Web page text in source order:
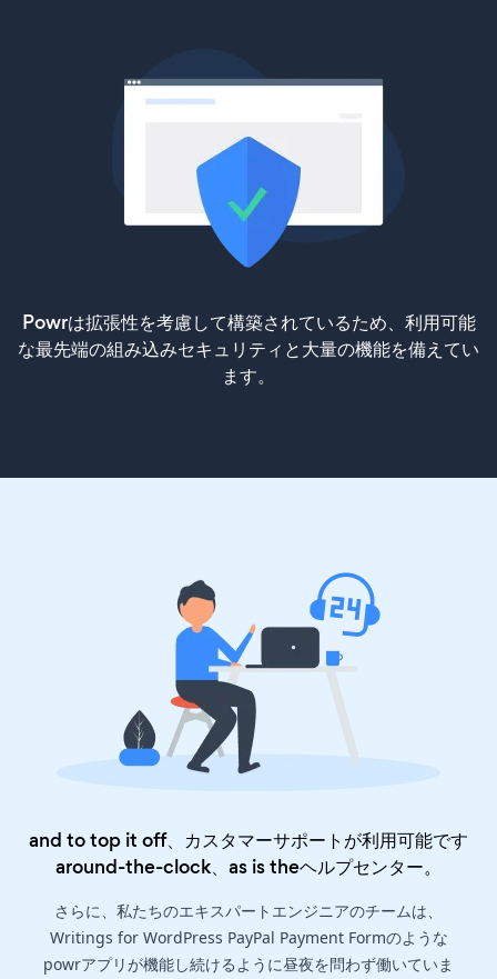
Powrは拡張性を考慮して構築されているため、利用可能
な最先端の組み込みセキュリティと大量の機能を備えてい
ます。
and to top it off、カスタマーサポートが利用可能です
around-the-clock、as is theヘルプセンター。
さらに、私たちのエキスパートエンジニアのチームは、
Writings for WordPress PayPal Payment Formのような
powrアプリが機能し続けるように昼夜を問わず働いていま